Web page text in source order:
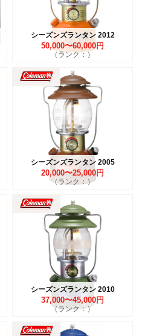
シーズンズランタン 2012
50,000〜60,000円
（ランク：）
シーズンズランタン 2005
20,000〜25,000円
（ランク：）
シーズンズランタン 2010
37,000〜45,000円
（ランク：）